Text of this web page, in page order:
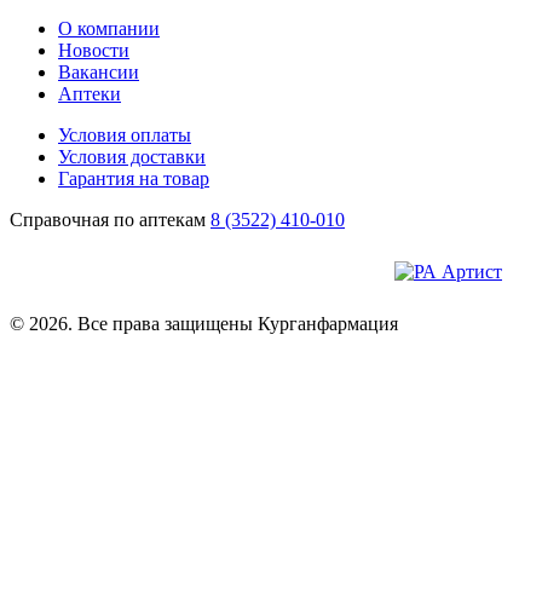
О компании
Новости
Вакансии
Аптеки
Условия оплаты
Условия доставки
Гарантия на товар
Справочная по аптекам 8 (3522) 410-010
© 2026. Все права защищены Курганфармация